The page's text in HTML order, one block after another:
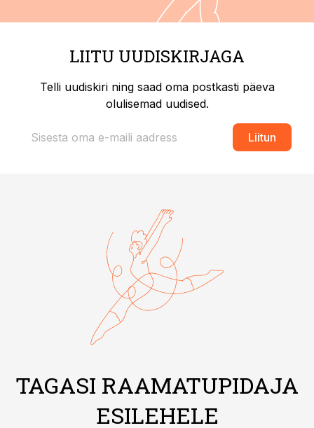
LIITU UUDISKIRJAGA
Telli uudiskiri ning saad oma postkasti päeva
olulisemad uudised.
Liitun
TAGASI RAAMATUPIDAJA
ESILEHELE